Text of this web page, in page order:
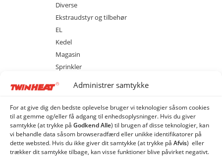
Administrer samtykke
For at give dig den bedste oplevelse bruger vi teknologier såsom cookies
til at gemme og/eller få adgang til enhedsoplysninger. Hvis du giver
samtykke (at trykke på Godkend Alle) til brugen af ​​disse teknologier, kan
vi behandle data såsom browseradfærd eller unikke identifikatorer på
dette websted. Hvis du ikke giver dit samtykke (at trykke på Afvis) eller
trækker dit samtykke tilbage, kan visse funktioner blive påvirket negativt.
Diverse
Ekstraudstyr og tilbehør
EL
Kedel
Magasin
Sprinkler
M80 med magasin
MCS 20 med cellesluse
MCS 40 med cellesluse
MCS 80 med cellesluse
ME 20 med spjældhus
ME 40 med spjældhus